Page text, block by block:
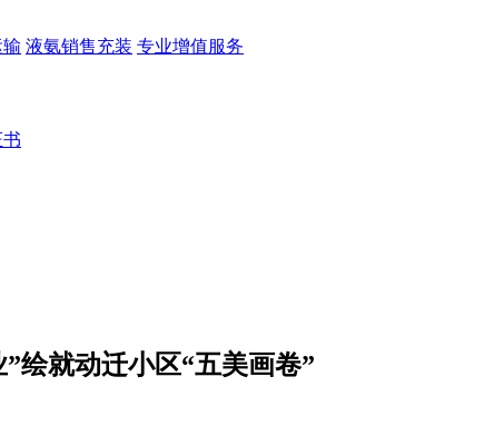
液氨销售充装 专业增值服务
绘就动迁小区“五美画卷”